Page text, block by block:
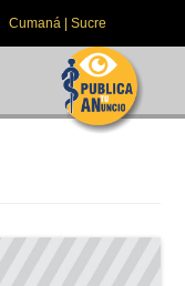
Cumaná | Sucre